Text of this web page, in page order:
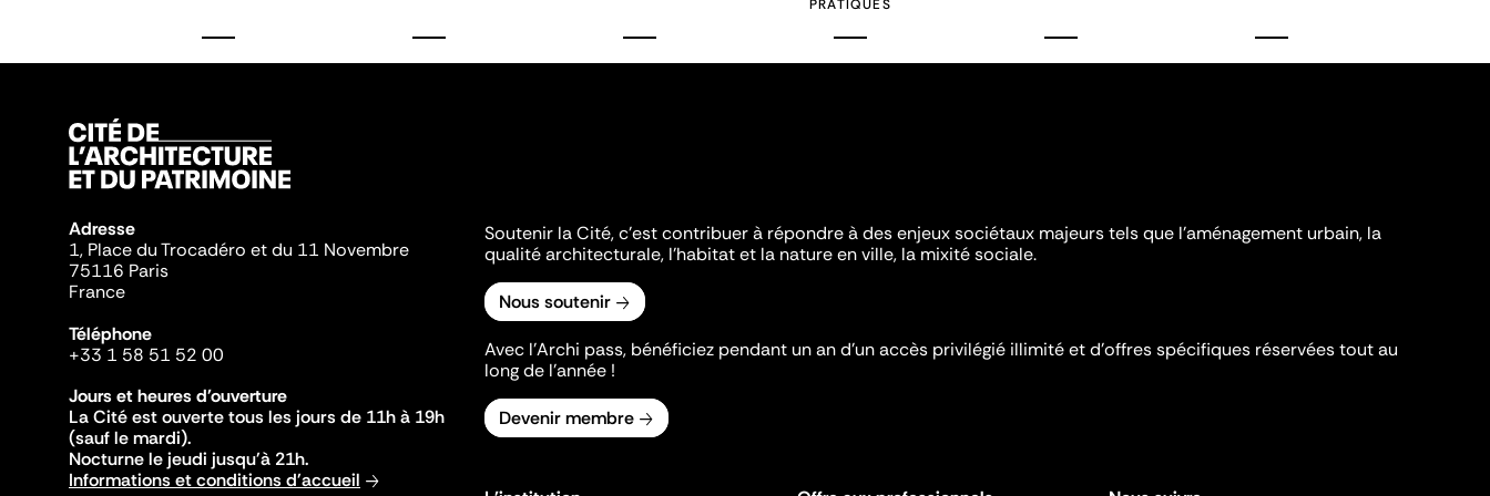
PRATIQUES
Adresse
1, Place du Trocadéro et du 11 Novembre
75116 Paris
France
Téléphone
+33 1 58 51 52 00
Jours et heures d'ouverture
La Cité est ouverte tous les jours de 11h à 19h
(sauf le mardi).
Nocturne le jeudi jusqu'à 21h.
Informations et conditions d'accueil
Soutenir la Cité, c'est contribuer à répondre à des enjeux sociétaux majeurs tels que l'aménagement urbain, la
qualité architecturale, l'habitat et la nature en ville, la mixité sociale.
Nous soutenir
Avec l’Archi pass, bénéficiez pendant un an d’un accès privilégié illimité et d’offres spécifiques réservées tout au
long de l’année !
Devenir membre